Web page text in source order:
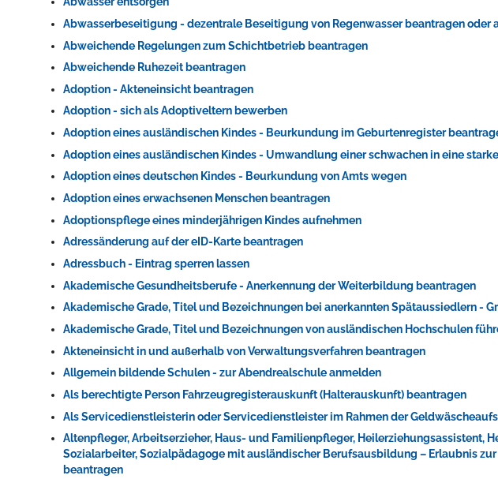
Die Stadthalle Hockenheim bietet den perfekten Standort für Events aller Art!
mehr dazu...
Abwasserbeseitigung - dezentrale Beseitigung von Regenwasser beantragen oder
Abweichende Regelungen zum Schichtbetrieb beantragen
Abweichende Ruhezeit beantragen
Adoption - Akteneinsicht beantragen
Adoption - sich als Adoptiveltern bewerben
Adoption eines ausländischen Kindes - Beurkundung im Geburtenregister
Adoption eines ausländischen Kindes - Umwandlung einer schwachen in eine
Adoption eines deutschen Kindes - Beurkundung von Amts wegen
Adoption eines erwachsenen Menschen beantragen
Adoptionspflege eines minderjährigen Kindes aufnehmen
Adressänderung auf der eID-Karte beantragen
Adressbuch - Eintrag sperren lassen
Akademische Gesundheitsberufe - Anerkennung der Weiterbildung beantragen
Akademische Grade, Titel und Bezeichnungen bei anerkannten Spätaussiedlern -
Akademische Grade, Titel und Bezeichnungen von ausländischen Hochschulen
Akteneinsicht in und außerhalb von Verwaltungsverfahren beantragen
Allgemein bildende Schulen - zur Abendrealschule anmelden
Als berechtigte Person Fahrzeugregisterauskunft (Halterauskunft) beantragen
Als Servicedienstleisterin oder Servicedienstleister im Rahmen der
Altenpfleger, Arbeitserzieher, Haus- und Familienpfleger, Heilerziehungsassistent,
Sozialarbeiter, Sozialpädagoge mit ausländischer Berufsausbildung – Erlaubnis
beantragen